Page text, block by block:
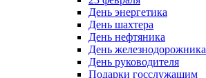
День энергетика
День шахтера
День нефтяника
День железнодорожника
День руководителя
Подарки госслужащим